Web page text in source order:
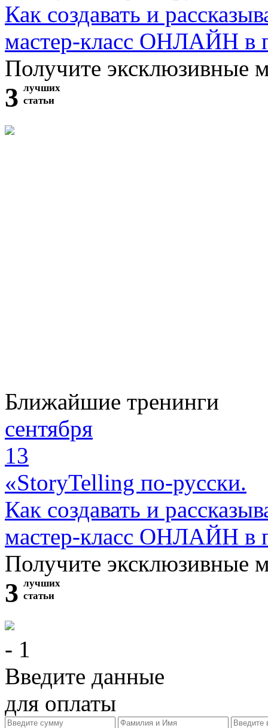
Как создавать и
мастер-класс ОНЛАЙН в
Получите эксклюзивные
3 лучших
статьи
Ближайшие тренинги
сентября
13
«StoryTelling по-русски.
Как создавать и
мастер-класс ОНЛАЙН в
Получите эксклюзивные
3 лучших
статьи
- 1
Введите данные
для оплаты